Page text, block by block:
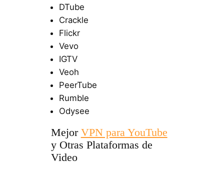
DTube
Crackle
Flickr
Vevo
IGTV
Veoh
PeerTube
Rumble
Odysee
Mejor VPN para YouTube
y Otras Plataformas de
Video